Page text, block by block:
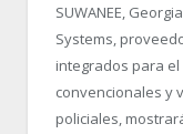
SUWANEE,
Systems,
integrados para
convencionales y
policiales,